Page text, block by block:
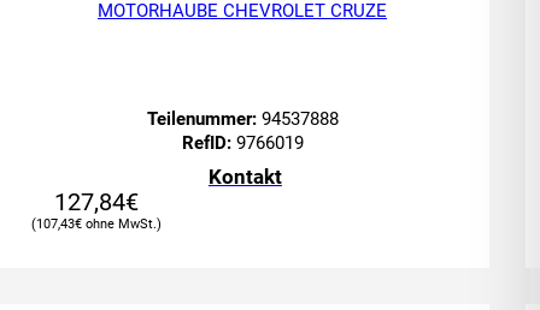
MOTORHAUBE CHEVROLET CRUZE
Teilenummer:94537888
RefID:9766019
Kontakt
127,84€
107,43€